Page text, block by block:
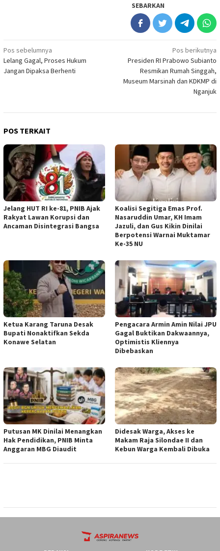
SEBARKAN
Navigasi
pos
Pos sebelumnya
Lelang Gagal, Proses Hukum
Jangan Dipaksa Berhenti
Pos berikutnya
Presiden RI Prabowo Subianto
Resmikan Rumah Singgah,
Museum Marsinah dan KDKMP di
Nganjuk
POS TERKAIT
Jelang HUT RI ke-81, PNIB Ajak
Rakyat Lawan Korupsi dan
Ancaman Disintegrasi Bangsa
Koalisi Segitiga Emas Prof.
Nasaruddin Umar, KH Imam
Jazuli, dan Gus Kikin Dinilai
Berpotensi Warnai Muktamar
Ke-35 NU
Ketua ‎Karang Taruna Desak
Bupati Nonaktifkan Sekda
Konawe Selatan
‎Pengacara Armin Amin Nilai JPU
Gagal Buktikan Dakwaannya,
Optimistis Kliennya
Dibebaskan
Putusan MK Dinilai Menangkan
Hak Pendidikan, PNIB Minta
Anggaran MBG Diaudit
Didesak Warga, Akses ke
Makam Raja Silondae II dan
Kebun Warga Kembali Dibuka